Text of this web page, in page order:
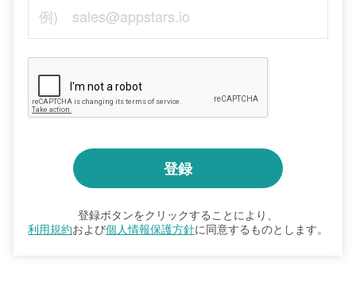
登録ボタンをクリックすることにより、
利用規約および個人情報保護方針に同意するものとします。